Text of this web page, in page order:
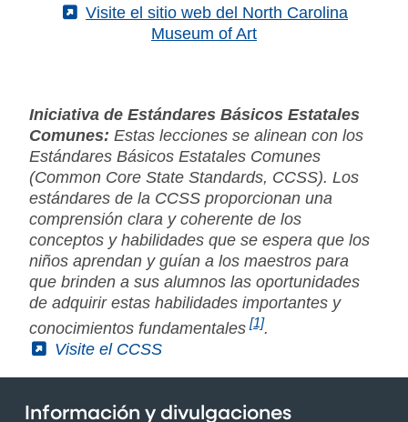
(External)
Visite el sitio web del North Carolina
Museum of Art
Iniciativa de Estándares Básicos Estatales
Comunes: Estas lecciones se alinean con los
Estándares Básicos Estatales Comunes
(Common Core State Standards, CCSS). Los
estándares de la CCSS proporcionan una
comprensión clara y coherente de los
conceptos y habilidades que se espera que los
niños aprendan y guían a los maestros para
que brinden a sus alumnos las oportunidades
de adquirir estas habilidades importantes y
conocimientos fundamentales [1].
(External)
Visite el CCSS
Información y divulgaciones